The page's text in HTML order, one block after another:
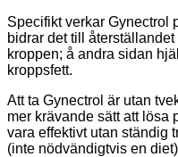
Specifikt verkar Gynectrol
bidrar det till
kroppen; å andra sidan
kroppsfett.
Att ta Gynectrol är utan
mer krävande sätt att lösa
vara effektivt utan ständig
(inte nödvändigtvis en